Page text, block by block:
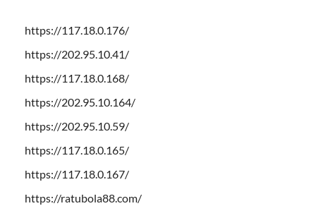
https://117.18.0.176/
https://202.95.10.41/
https://117.18.0.168/
https://202.95.10.164/
https://202.95.10.59/
https://117.18.0.165/
https://117.18.0.167/
https://ratubola88.com/